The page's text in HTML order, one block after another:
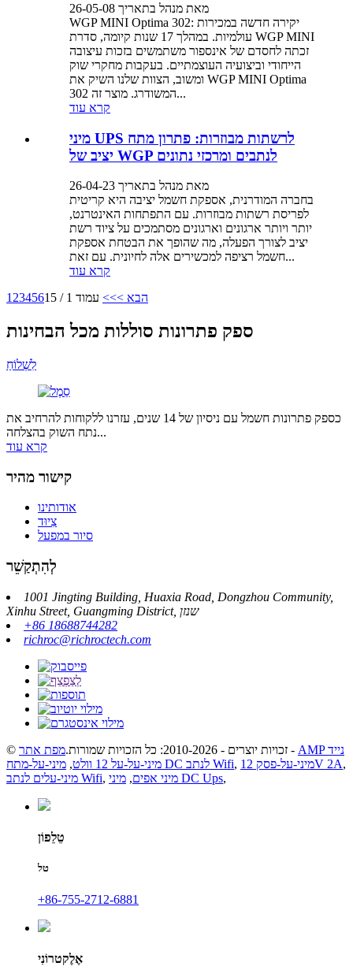
מאת מנהל בתאריך 26-05-08
WGP MINI Optima 302: יקירה חדשה במכירות
עולמיות. במהלך 17 שנות קיומה, סדרת WGP MINI
זכתה לחסדם של אינספור משתמשים בזכות עיצובה
הייחודי וביצועיה העוצמתיים. בעקבות מחקרי שוק
ומשוב, הצוות שלנו השיק את WGP MINI Optima
302 המשודרג. מוצר זה...
קרא עוד
מיני UPS לרשתות מבוזרות: פתרון מתח
יציב של WGP לנתבים ומרכזי נתונים
מאת מנהל בתאריך 26-04-23
בחברה המודרנית, אספקת חשמל יציבה היא קריטית
לפריסת רשתות מבוזרות. עם התפתחות האינטרנט,
יותר ויותר ארגונים וארגונים מסתמכים על ציוד רשת
יציב לצורך הפעלה, מה שהופך את הבטחת אספקת
חשמל רציפה למכשירים אלה לחיונית. עם זאת...
קרא עוד
1 23456 הבא >>> עמוד 1 / 15
ספק פתרונות סוללות מכל הבחינות
לִשְׁלוֹחַ
כספק פתרונות חשמל עם ניסיון של 14 שנים, עזרנו ללקוחות להרחיב את
נתח השוק בהצלחה...
קרא עוד
קישור מהיר
אודותינו
צִיוּד
סיור במפעל
לְהִתְקַשֵׁר
1001 Jingting Building, Huaxia Road, Dongzhou Community,
Xinhu Street, Guangming District, שנזן
+86 18688744282
richroc@richroctech.com
© זכויות יוצרים - 2010-2026: כל הזכויות שמורות. מפת אתר -
AMP נייד
מיני-על-על 12 וולט
, מיני-על-מתח DC לנתב Wifi, מיני-על-פסק 12V 2A,
מיני-עלים לנתב Wifi, מיני אפים, מיני DC Ups,
טֵלֵפוֹן
טל
‎+86-755-2712-6881
אֶלֶקטרוֹנִי